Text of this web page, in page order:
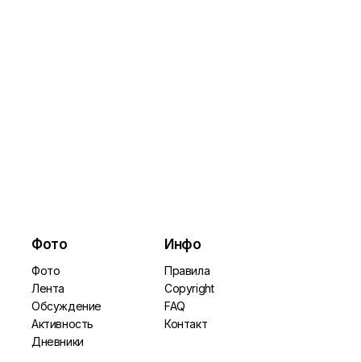
Фото
Фото
Лента
Обсуждение
Активность
Дневники
Инфо
Правила
Copyright
FAQ
Контакт